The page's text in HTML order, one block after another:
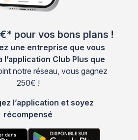
pour vos bons plans !
une entreprise que vous
l’application Club Plus que
notre réseau, vous gagnez
250€ !
l’application et soyez
récompensé